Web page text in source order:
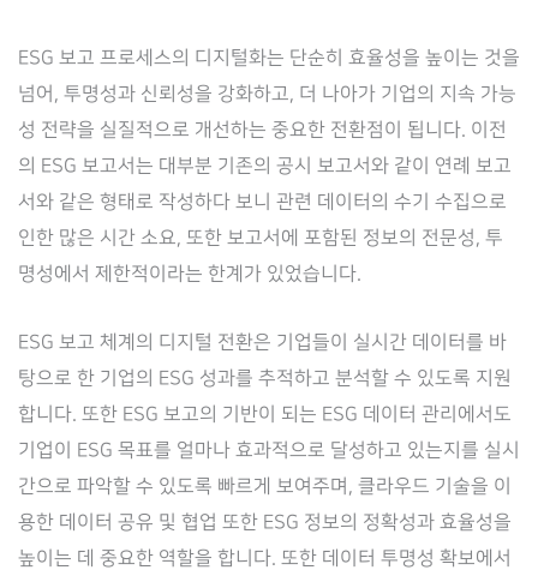
ESG 보고 프로세스의 디지털화는 단순히 효율성을 높이는 것을
넘어, 투명성과 신뢰성을 강화하고, 더 나아가 기업의 지속 가능
성 전략을 실질적으로 개선하는 중요한 전환점이 됩니다. 이전
의 ESG 보고서는 대부분 기존의 공시 보고서와 같이 연례 보고
서와 같은 형태로 작성하다 보니 관련 데이터의 수기 수집으로
인한 많은 시간 소요, 또한 보고서에 포함된 정보의 전문성, 투
명성에서 제한적이라는 한계가 있었습니다.
ESG 보고 체계의 디지털 전환은 기업들이 실시간 데이터를 바
탕으로 한 기업의 ESG 성과를 추적하고 분석할 수 있도록 지원
합니다. 또한 ESG 보고의 기반이 되는 ESG 데이터 관리에서도
기업이 ESG 목표를 얼마나 효과적으로 달성하고 있는지를 실시
간으로 파악할 수 있도록 빠르게 보여주며, 클라우드 기술을 이
용한 데이터 공유 및 협업 또한 ESG 정보의 정확성과 효율성을
높이는 데 중요한 역할을 합니다. 또한 데이터 투명성 확보에서